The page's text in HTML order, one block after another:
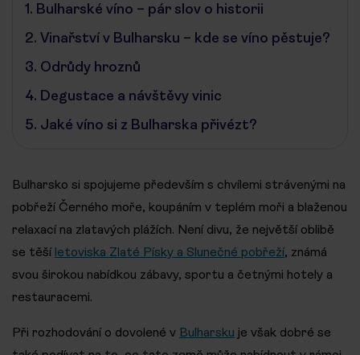
1. Bulharské víno – pár slov o historii
2. Vinařství v Bulharsku – kde se víno pěstuje?
3. Odrůdy hroznů
4. Degustace a návštěvy vinic
5. Jaké víno si z Bulharska přivézt?
Bulharsko si spojujeme především s chvílemi strávenými na
pobřeží Černého moře, koupáním v teplém moři a blaženou
relaxací na zlatavých plážích. Není divu, že největší oblibě
se těší letoviska Zlaté Písky a Slunečné pobřeží, známá
svou širokou nabídkou zábavy, sportu a četnými hotely a
restauracemi.
Při rozhodování o dovolené v Bulharsku je však dobré se